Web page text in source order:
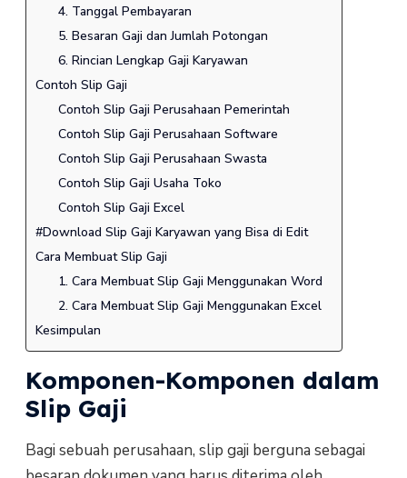
4. Tanggal Pembayaran
5. Besaran Gaji dan Jumlah Potongan
6. Rincian Lengkap Gaji Karyawan
Contoh Slip Gaji
Contoh Slip Gaji Perusahaan Pemerintah
Contoh Slip Gaji Perusahaan Software
Contoh Slip Gaji Perusahaan Swasta
Contoh Slip Gaji Usaha Toko
Contoh Slip Gaji Excel
#Download Slip Gaji Karyawan yang Bisa di Edit
Cara Membuat Slip Gaji
1. Cara Membuat Slip Gaji Menggunakan Word
2. Cara Membuat Slip Gaji Menggunakan Excel
Kesimpulan
Komponen-Komponen dalam
Slip Gaji
Bagi sebuah perusahaan, slip gaji berguna sebagai